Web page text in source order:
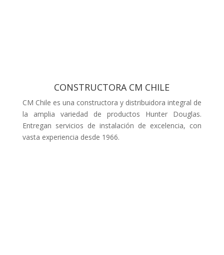
CONSTRUCTORA CM CHILE
CM Chile es una constructora y distribuidora integral de
la amplia variedad de productos Hunter Douglas.
Entregan servicios de instalación de excelencia, con
vasta experiencia desde 1966.